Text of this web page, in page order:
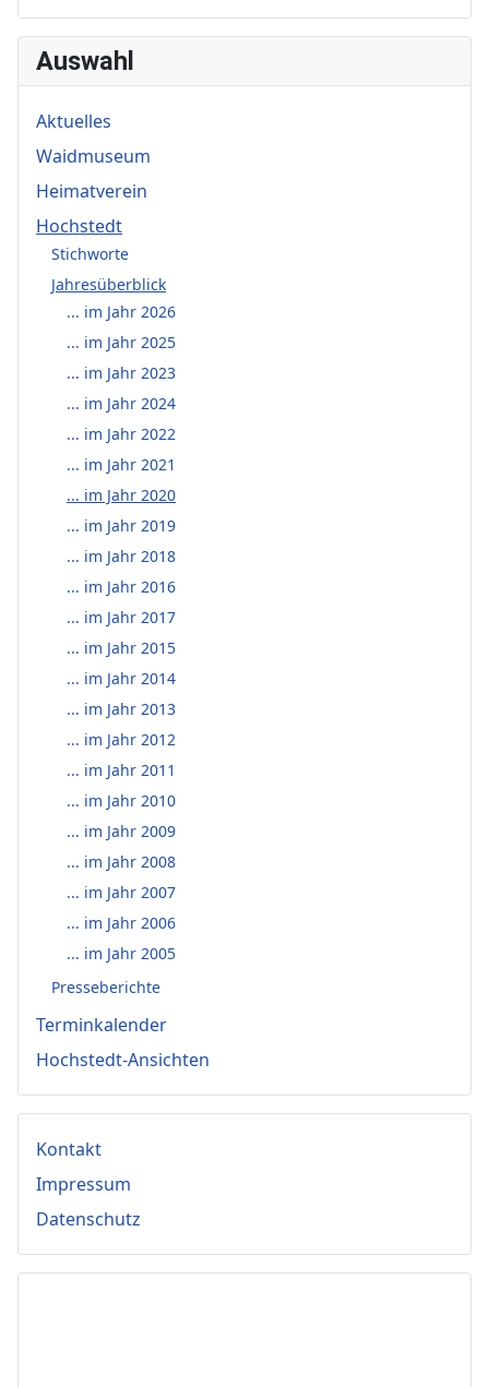
Auswahl
Aktuelles
Waidmuseum
Heimatverein
Hochstedt
Stichworte
Jahresüberblick
... im Jahr 2026
... im Jahr 2025
... im Jahr 2023
... im Jahr 2024
... im Jahr 2022
... im Jahr 2021
... im Jahr 2020
... im Jahr 2019
... im Jahr 2018
... im Jahr 2016
... im Jahr 2017
... im Jahr 2015
... im Jahr 2014
... im Jahr 2013
... im Jahr 2012
... im Jahr 2011
... im Jahr 2010
... im Jahr 2009
... im Jahr 2008
... im Jahr 2007
... im Jahr 2006
... im Jahr 2005
Presseberichte
Terminkalender
Hochstedt-Ansichten
Kontakt
Impressum
Datenschutz